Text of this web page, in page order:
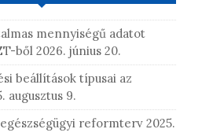
mennyiségű adatot
ből 2026. június 20.
beállítások típusai az
augusztus 9.
reformterv 2025.